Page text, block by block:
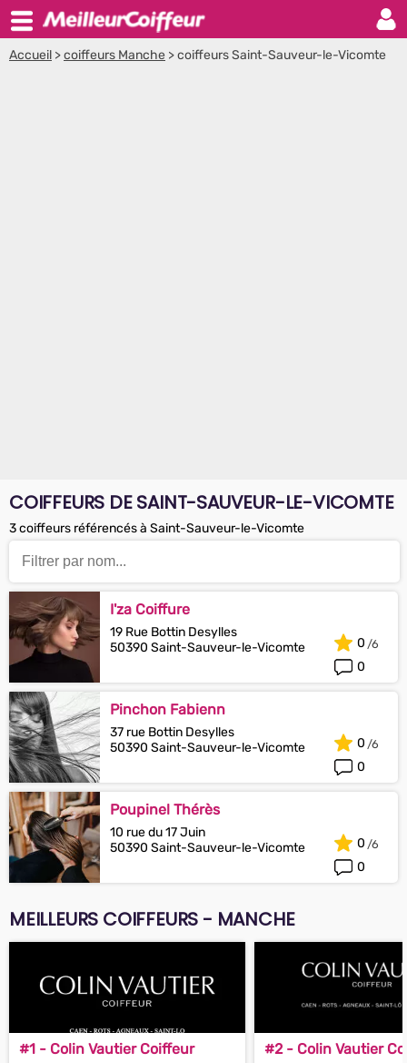
Accueil >coiffeurs Manche >coiffeurs Saint-Sauveur-le-Vicomte
COIFFEURS DE SAINT-SAUVEUR-LE-VICOMTE
3 coiffeurs référencés à Saint-Sauveur-le-Vicomte
I'za Coiffure
19 Rue Bottin Desylles
50390 Saint-Sauveur-le-Vicomte
0
0
Pinchon Fabienn
37 rue Bottin Desylles
50390 Saint-Sauveur-le-Vicomte
0
0
Poupinel Thérès
10 rue du 17 Juin
50390 Saint-Sauveur-le-Vicomte
0
0
MEILLEURS COIFFEURS - MANCHE
#1 - Colin Vautier Coiffeur #2 - Colin Vautier